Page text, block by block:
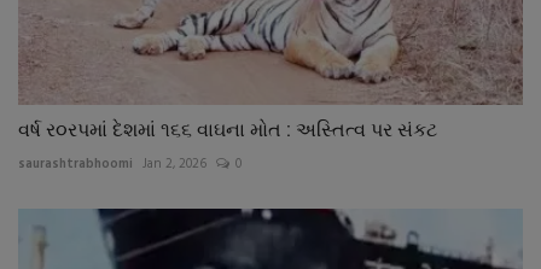
વર્ષ ર૦રપમાં દેશમાં ૧૬૬ વાઘના મોત : અસ્તિત્વ પર સંકટ
saurashtrabhoomi Jan 2, 2026 0